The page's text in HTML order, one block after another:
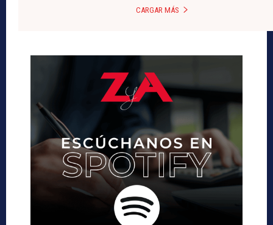
CARGAR MÁS